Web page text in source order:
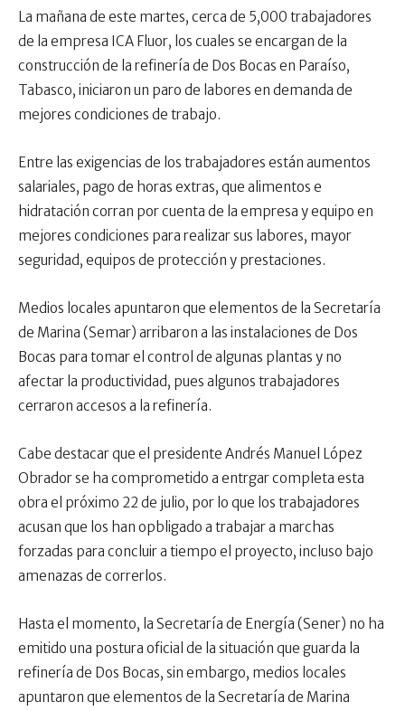
La mañana de este martes, cerca de 5,000 trabajadores
de la empresa ICA Fluor, los cuales se encargan de la
construcción de la refinería de Dos Bocas en Paraíso,
Tabasco, iniciaron un paro de labores en demanda de
mejores condiciones de trabajo.
Entre las exigencias de los trabajadores están aumentos
salariales, pago de horas extras, que alimentos e
hidratación corran por cuenta de la empresa y equipo en
mejores condiciones para realizar sus labores, mayor
seguridad, equipos de protección y prestaciones.
Medios locales apuntaron que elementos de la Secretaría
de Marina (Semar) arribaron a las instalaciones de Dos
Bocas para tomar el control de algunas plantas y no
afectar la productividad, pues algunos trabajadores
cerraron accesos a la refinería.
Cabe destacar que el presidente Andrés Manuel López
Obrador se ha comprometido a entrgar completa esta
obra el próximo 22 de julio, por lo que los trabajadores
acusan que los han opbligado a trabajar a marchas
forzadas para concluir a tiempo el proyecto, incluso bajo
amenazas de correrlos.
Hasta el momento, la Secretaría de Energía (Sener) no ha
emitido una postura oficial de la situación que guarda la
refinería de Dos Bocas, sin embargo, medios locales
apuntaron que elementos de la Secretaría de Marina